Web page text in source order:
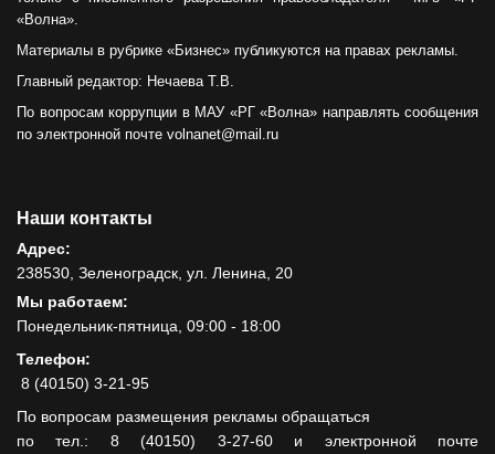
«Волна».
Материалы в рубрике «Бизнес» публикуются на правах рекламы.
Главный редактор: Нечаева Т.В.
По вопросам коррупции в МАУ «РГ «Волна» направлять сообщения
по электронной почте volnanet@mail.ru
Наши контакты
Адрес:
238530, Зеленоградск, ул. Ленина, 20
Мы работаем:
Понедельник-пятница, 09:00 - 18:00
Телефон:
8 (40150) 3-21-95
По вопросам размещения рекламы обращаться
по тел.: 8 (40150) 3-27-60 и электронной почте